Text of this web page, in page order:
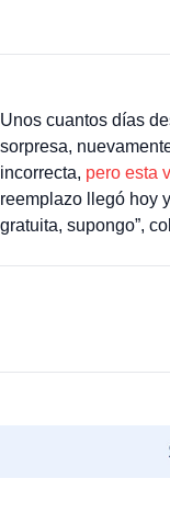
Unos cuantos días
sorpresa,
incorrecta, pero esta
reemplazo llegó hoy
gratuita, supongo”,